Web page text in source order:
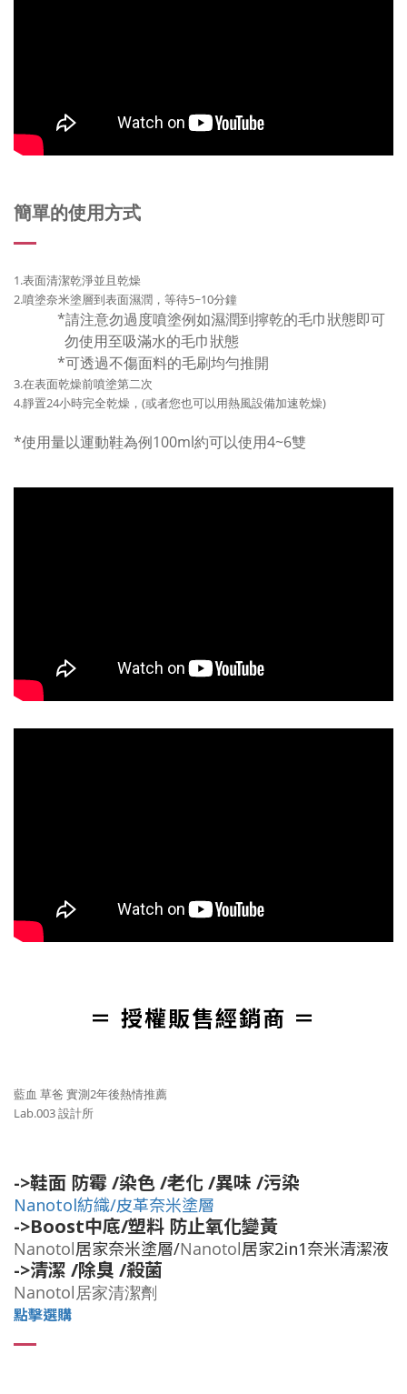
簡單的使用方式
1.表面清潔乾淨並且乾燥
2.噴塗奈米塗層到表面濕潤，等待5~10分鐘
*請注意勿過度噴塗例如濕潤到擰乾的毛巾狀態即可
勿使用至吸滿水的毛巾狀態
*可透過不傷面料的毛刷均勻推開
3.在表面乾燥前噴塗第二次
4.靜置24小時完全乾燥，(或者您也可以用熱風設備加速乾燥)
*使用量以運動鞋為例100ml約可以使用4~6雙
＝ 授權販售經銷商 ＝
藍血 草爸 實測2年後熱情推薦
Lab.003 設計所
->鞋面 防霉 /染色 /老化 /異味 /污染
Nanotol紡織/皮革奈米塗層
->Boost中底/塑料 防止氧化變黃
Nanotol居家奈米塗層/Nanotol居家2in1奈米清潔液
->清潔 /除臭 /殺菌
Nanotol居家清潔劑
點擊選購